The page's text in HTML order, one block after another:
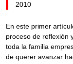
2010
En este primer
proceso de reflexión
toda la familia
de querer avanzar